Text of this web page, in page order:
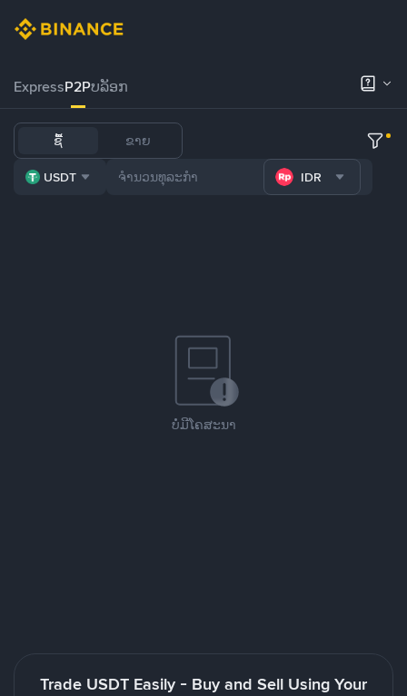
ExpressP2Pບລັອກ
ຊື້ ຂາຍ
USDT IDR
ບໍ່ມີໂຄສະນາ
Trade USDT Easily - Buy and Sell Using Your